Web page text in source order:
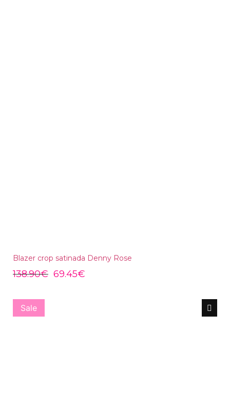
Blazer crop satinada Denny Rose
138.90€ 69.45€
Sale